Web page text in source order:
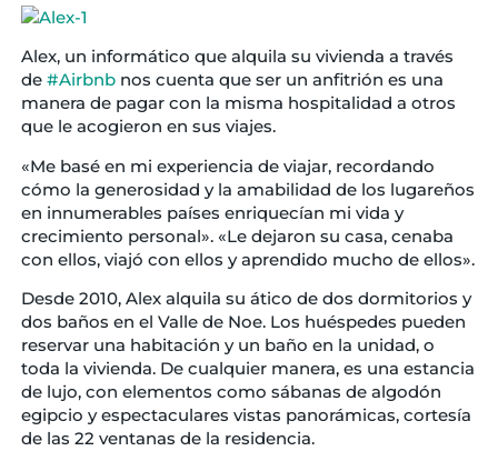
Alex, un informático que alquila su vivienda a través
de ‪#‎Airbnb‬nos cuenta que ser un anfitrión es una
manera de pagar con la misma hospitalidad a otros
que le acogieron en sus viajes.
«Me basé en mi experiencia de viajar, recordando
cómo la generosidad y la amabilidad de los lugareños
en innumerables países enriquecían mi vida y
crecimiento personal». «Le dejaron su casa, cenaba
con ellos, viajó con ellos y aprendido mucho de ellos».
Desde 2010, Alex alquila su ático de dos dormitorios y
dos baños en el Valle de Noe. Los huéspedes pueden
reservar una habitación y un baño en la unidad, o
toda la vivienda. De cualquier manera, es una estancia
de lujo, con elementos como sábanas de algodón
egipcio y espectaculares vistas panorámicas, cortesía
de las 22 ventanas de la residencia.